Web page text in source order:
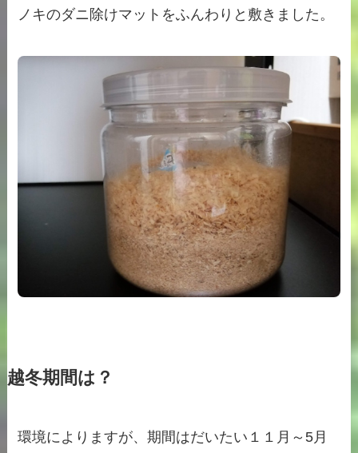
ノキのダニ除けマットをふんわりと敷きました。
越冬期間は？
環境によりますが、期間はだいたい１１月～5月